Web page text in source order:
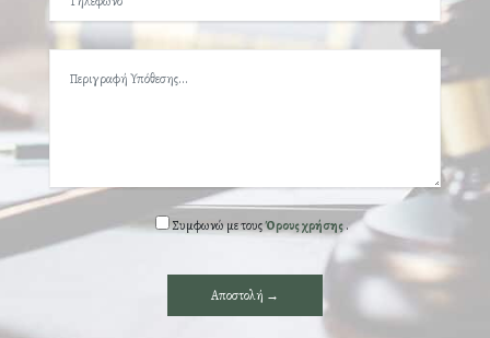
Συμφωνώ με τουςΌρους χρήσης.